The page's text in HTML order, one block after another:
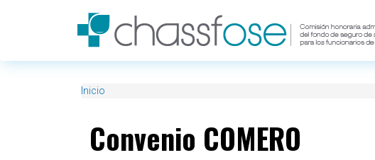
Inicio
Convenio COMERO